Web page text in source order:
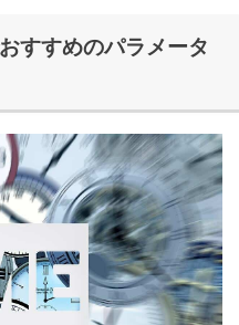
すすめのパラメータ